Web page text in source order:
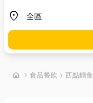
place
地區
home chevron_right 首頁
食品餐飲 chevron_right 西點麵食